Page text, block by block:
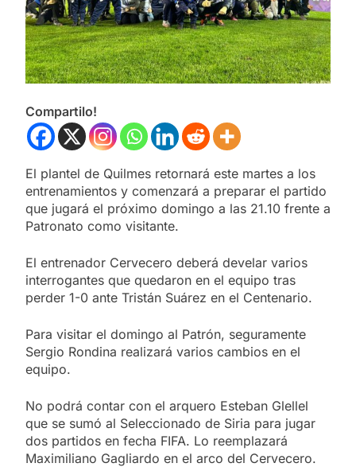
Compartilo!
El plantel de Quilmes retornará este martes a los
entrenamientos y comenzará a preparar el partido
que jugará el próximo domingo a las 21.10 frente a
Patronato como visitante.
El entrenador Cervecero deberá develar varios
interrogantes que quedaron en el equipo tras
perder 1-0 ante Tristán Suárez en el Centenario.
Para visitar el domingo al Patrón, seguramente
Sergio Rondina realizará varios cambios en el
equipo.
No podrá contar con el arquero Esteban Glellel
que se sumó al Seleccionado de Siria para jugar
dos partidos en fecha FIFA. Lo reemplazará
Maximiliano Gagliardo en el arco del Cervecero.